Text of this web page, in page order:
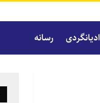
ادیانگردی رسانه